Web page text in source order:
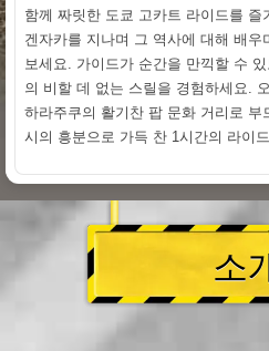
함께 짜릿한 도쿄 고카트 라이드를
겐자카를 지나며 그 역사에 대해 배우
보세요. 가이드가 순간을 만끽할 수
의 비할 데 없는 스릴을 경험하세요.
하라주쿠의 활기찬 팝 문화 거리로 부
시의 흥분으로 가득 찬 1시간의 라이
소